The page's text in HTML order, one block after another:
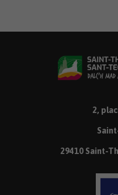
2,
29410 Saint-